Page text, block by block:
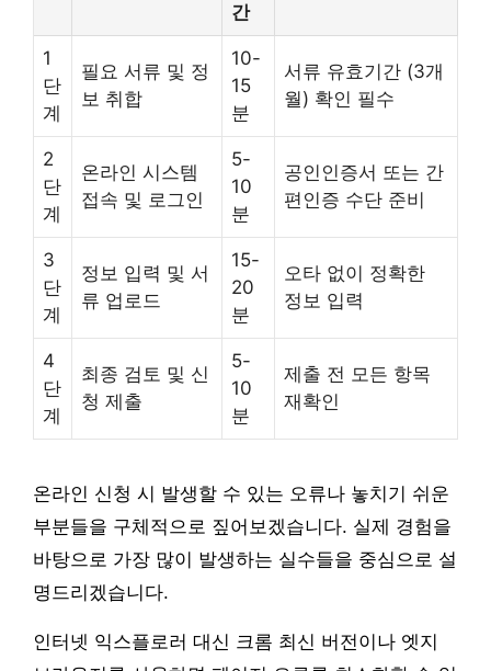
간
1
단
계
필요 서류 및 정
보 취합
10-
15
분
서류 유효기간 (3개
월) 확인 필수
2
단
계
온라인 시스템
접속 및 로그인
5-
10
분
공인인증서 또는 간
편인증 수단 준비
3
단
계
정보 입력 및 서
류 업로드
15-
20
분
오타 없이 정확한
정보 입력
4
단
계
최종 검토 및 신
청 제출
5-
10
분
제출 전 모든 항목
재확인
온라인 신청 시 발생할 수 있는 오류나 놓치기 쉬운
부분들을 구체적으로 짚어보겠습니다. 실제 경험을
바탕으로 가장 많이 발생하는 실수들을 중심으로 설
명드리겠습니다.
인터넷 익스플로러 대신 크롬 최신 버전이나 엣지